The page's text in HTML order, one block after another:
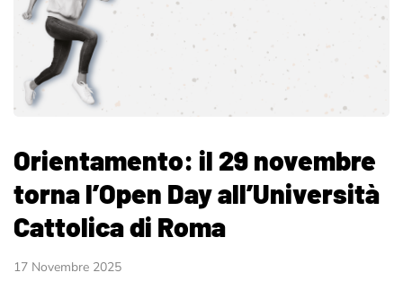
Orientamento: il 29 novembre
torna l’Open Day all’Università
Cattolica di Roma
17 Novembre 2025